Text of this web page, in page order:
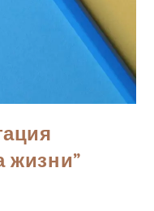
жизни”